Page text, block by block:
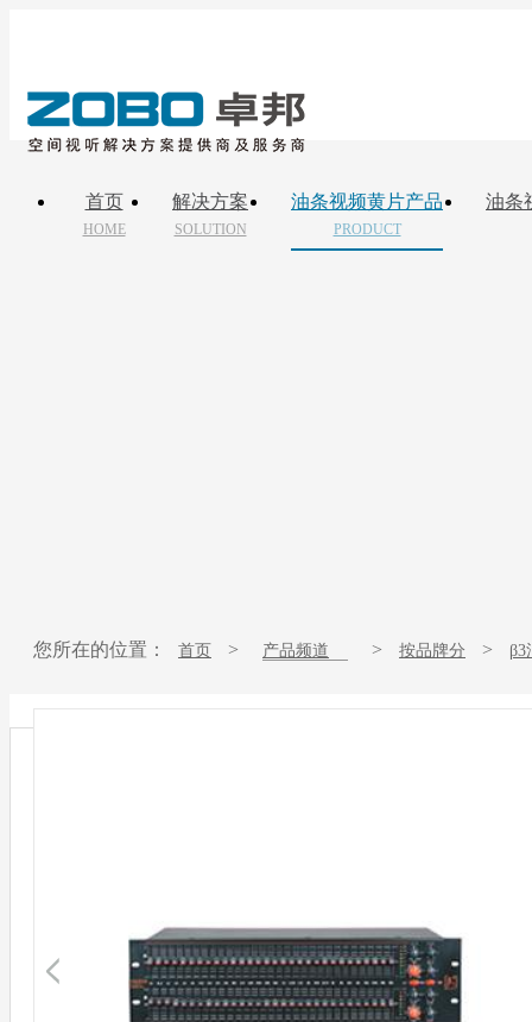
首页
HOME
解决方案
SOLUTION
油条视频黄片产品
PRODUCT
油条
您所在的位置： 首页 > 产品频道 > 按品牌分 > β3